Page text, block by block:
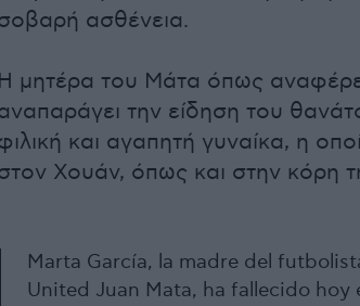
ασθένεια.
Η μητέρα του Μάτα όπως
την είδηση του
και αγαπητή γυναίκα, η
Χουάν, όπως και στην κόρη
Marta García, la madre del
United Juan Mata, ha fallecido